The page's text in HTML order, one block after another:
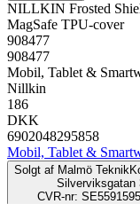
NILLKIN Frosted
MagSafe TPU-cover
908477
908477
Mobil, Tablet &
Nillkin
186
DKK
6902048295858
Mobil, Tablet &
Solgt af Malmö
Silverviksgatan
CVR-nr: